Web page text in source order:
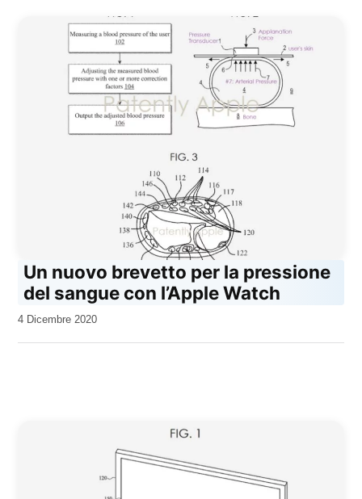
Un nuovo brevetto per la pressione
del sangue con l’Apple Watch
da
4 Dicembre 2020